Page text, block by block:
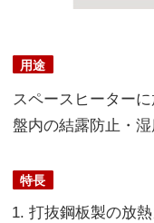
用途
スペースヒーター
盤内の結露防止・湿
特長
打抜鋼板製の放